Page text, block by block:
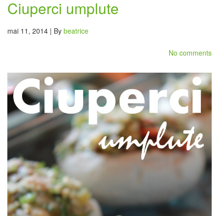
Ciuperci umplute
mai 11, 2014 | By beatrice
No comments